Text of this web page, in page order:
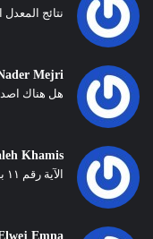
نتائج المعدل
Mejri
هل هناك
Khamis
الآية رقم ١١ بها خطأ لا تَسْمَعُ فِيها لاغِيَةً لقد ضمت التا...
Emna